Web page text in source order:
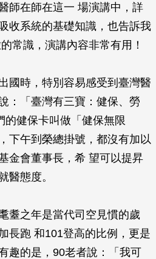
師在師在這一 場演講中，詳
收系統的基礎知識，也告訴我
常識，演講內容非常有用！
國時，特別容易感受到臺灣醫
：「臺灣有三寶：健保、勞
的健保卡叫做「健保無限
下午到榮總掛號，都沒有加以
金會董事長，希 望可以提昇
醫態度。
耋之年是當代司空見慣的歲
長跑 和101登高的比例，更是
趣的是，90老者說：「我可